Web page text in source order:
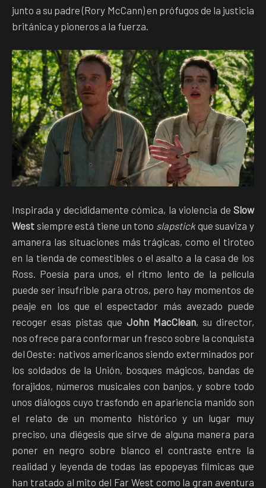
junto a su padre (Rory McCann) en prófugos de la justicia
británica y pioneros a la fuerza.
Inspirada y decididamente cómica, la violencia de Slow
West siempre está tiene un tono slapstickque suaviza y
amanera las situaciones más trágicas, como el tiroteo
en la tienda de comestibles o el asalto a la casa de los
Ross. Poesía para unos, el ritmo lento de la película
puede ser insufrible para otros, pero hay momentos de
peaje en los que el espectador más avezado puede
recoger esas pistas que John MacClean, su director,
nos ofrece para conformar un fresco sobre la conquista
del Oeste: nativos americanos siendo exterminados por
los soldados de la Unión, bosques mágicos, bandas de
forajidos, números musicales con banjos, y sobre todo
unos diálogos cuyo trasfondo en apariencia manido son
el relato de un momento histórico y un lugar muy
preciso, una diégesis que sirve de alguna manera para
poner en negro sobre blanco el contraste entre la
realidad y leyenda de todas las epopeyas fílmicas que
han tratado al mito del Far West como la gran aventura